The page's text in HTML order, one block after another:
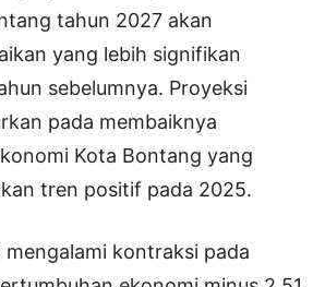
tahun 2027 akan
yang lebih signifikan
sebelumnya. Proyeksi
pada membaiknya
Kota Bontang yang
tren positif pada 2025.
mengalami kontraksi pada